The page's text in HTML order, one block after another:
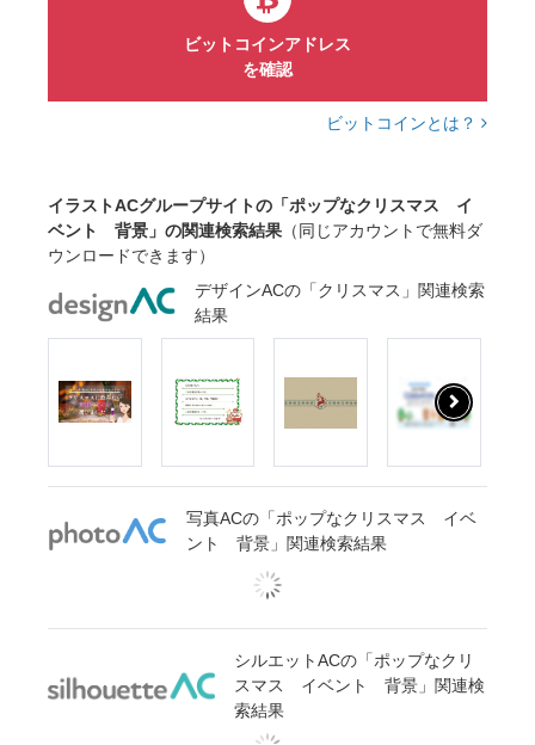
ビットコインアドレス
を確認
ビットコインとは？
イラストACグループサイトの「ポップなクリスマス イ
ベント 背景」の関連検索結果 （同じアカウントで無料ダ
ウンロードできます）
デザインACの「クリスマス」関連検索
結果
写真ACの「ポップなクリスマス イベ
ント 背景」関連検索結果
シルエットACの「ポップなクリ
スマス イベント 背景」関連検
索結果